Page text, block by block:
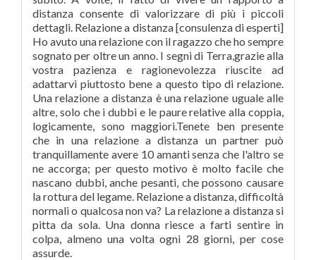
distanza consente di valorizzare di più i piccoli
dettagli. Relazione a distanza [consulenza di esperti]
Ho avuto una relazione con il ragazzo che ho sempre
sognato per oltre un anno. I segni di Terra,grazie alla
vostra pazienza e ragionevolezza riuscite ad
adattarvi piuttosto bene a questo tipo di relazione.
Una relazione a distanza è una relazione uguale alle
altre, solo che i dubbi e le paure relative alla coppia,
logicamente, sono maggiori.Tenete ben presente
che in una relazione a distanza un partner può
tranquillamente avere 10 amanti senza che l'altro se
ne accorga; per questo motivo è molto facile che
nascano dubbi, anche pesanti, che possono causare
la rottura del legame. Relazione a distanza, difficoltà
normali o qualcosa non va? La relazione a distanza si
pitta da sola. Una donna riesce a farti sentire in
colpa, almeno una volta ogni 28 giorni, per cose
assurde.